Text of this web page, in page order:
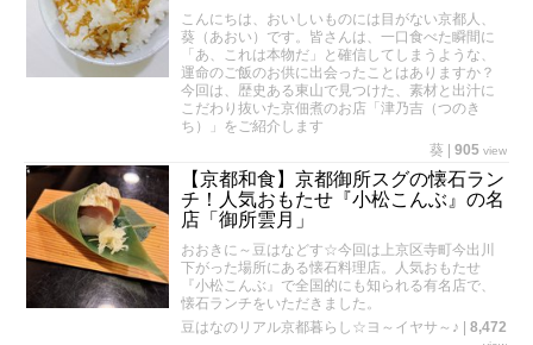
こんにちは、おいしいものには目がない京都人、
葵（あおい）です。皆さんは、一口食べた瞬間に
「あ、これは本物だ」と確信してしまうような、
運命のご飯のお供に出会ったことはありますか？
今回は、歴史ある東山で見つけた、素材と出汁に
こだわり抜いた京佃煮のお店「津乃吉（つのき
ち）」をご紹介します
葵
905 view
【京都和食】京都御所スグの懐石ラン
チ！人気おもたせ『小松こんぶ』の名
店「御所雲月」
おおきに～豆はなどす☆今回は上京区寺町今出川
下がった場所にある懐石料理店。人気おもたせ
『小松こんぶ』で全国的にも知られる有名店で、
懐石ランチをいただきました。
豆はなのリアル京都暮らし☆ヨ～イヤサ～♪
8,472